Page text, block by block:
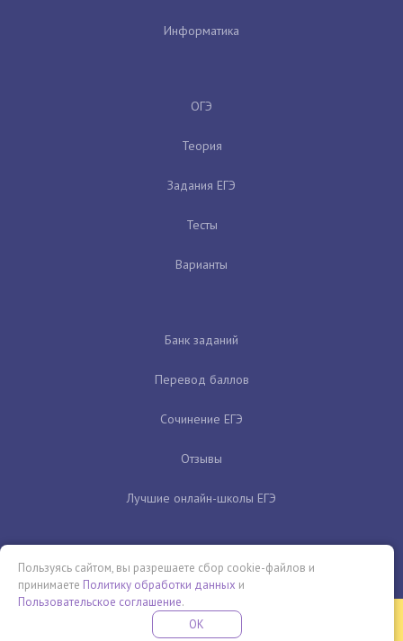
Информатика
ОГЭ
Теория
Задания ЕГЭ
Тесты
Варианты
Банк заданий
Перевод баллов
Сочинение ЕГЭ
Отзывы
Лучшие онлайн-школы ЕГЭ
Бесплатная летняя школа
ПРОВЕДИ ЭТО ЛЕТО С ПОЛЬЗОЙ
Пользуясь сайтом, вы разрешаете сбор cookie-файлов и
принимаете Политику обработки данных и
Пользовательское соглашение.
OK